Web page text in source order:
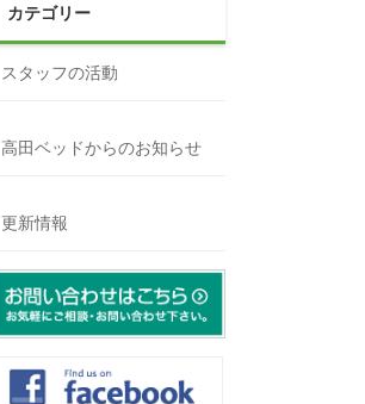
カテゴリー
スタッフの活動
高田ベッドからのお知らせ
更新情報